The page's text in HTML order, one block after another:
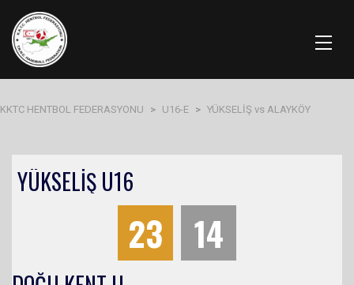
KKTC HENTBOL FEDERASYONU > U16-E > YÜKSELİŞ vs ALAYKÖY
YÜKSELİŞ U16
23 14